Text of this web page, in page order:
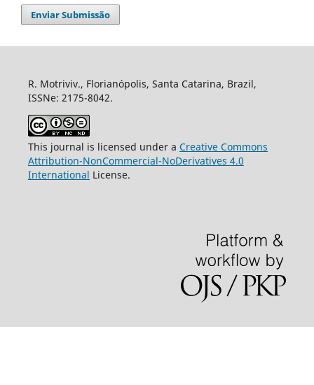
Enviar Submissão
R. Motriviv., Florianópolis, Santa Catarina, Brazil,
ISSNe: 2175-8042.
This journal is licensed under a Creative Commons
Attribution-NonCommercial-NoDerivatives 4.0
International License.